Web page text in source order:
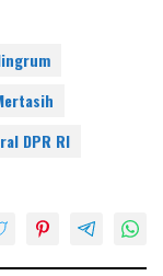
DPR RI